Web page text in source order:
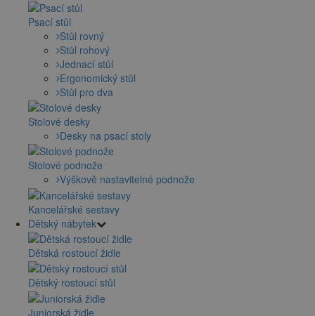
Psací stůl
Stůl rovný
Stůl rohový
Jednací stůl
Ergonomický stůl
Stůl pro dva
Stolové desky
Desky na psací stoly
Stolové podnože
Výškově nastavitelné podnože
Kancelářské sestavy
Dětský nábytek
Dětská rostoucí židle
Dětský rostoucí stůl
Juniorská židle